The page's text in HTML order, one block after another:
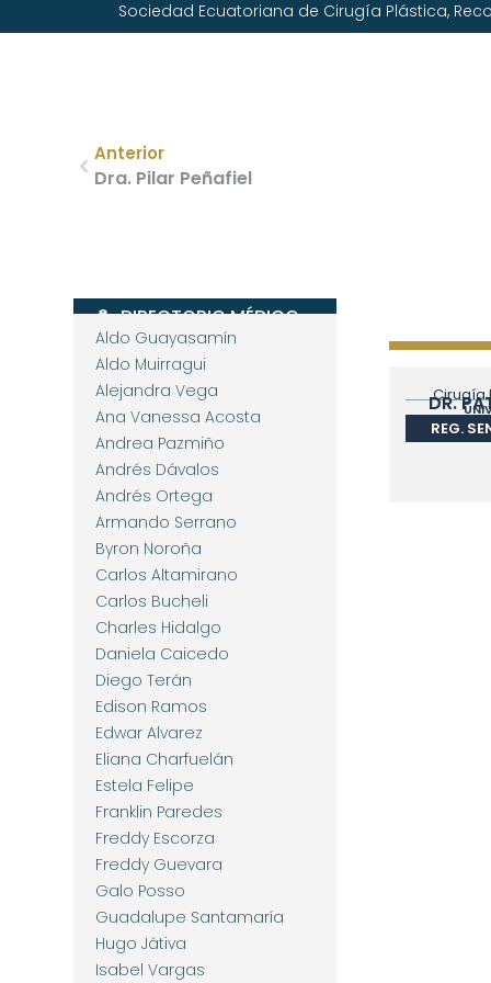
Sociedad Ecuatoriana de Cirugía Plástica,
Anterior
Dra. Pilar Peñafiel
DIRECTORIO MÉDICO
Aldo Guayasamín
Aldo Muirragui
Alejandra Vega
Ana Vanessa Acosta
Andrea Pazmiño
Andrés Dávalos
Andrés Ortega
Armando Serrano
Byron Noroña
Carlos Altamirano
Carlos Bucheli
Charles Hidalgo
Daniela Caicedo
Diego Terán
Edison Ramos
Edwar Alvarez
Eliana Charfuelán
Estela Felipe
Franklin Paredes
Freddy Escorza
Freddy Guevara
Galo Posso
Guadalupe Santamaría
Hugo Játiva
Isabel Vargas
DR.
Cirugía
REG.